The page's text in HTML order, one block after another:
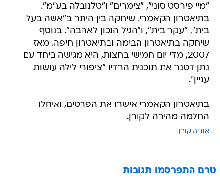
"מיי פירסט סוני", "צימרים" ו"טלנובלה בע"מ".
בתיאטרון הקאמרי, שיחקה בין היתר ב"אשה בעל
בית", "עקר בית", ו"הגיל הנכון לאהבה". בנוסף
שיחקה בתיאטרון הבימה ובתיאטרון חיפה. מאז
2007, מדי יום חמישי בחצות, היא מגישה ביחד עם
נתן דטנר את תוכנית הרדיו "ציפורי לילה עושות
עניין".
בתיאטרון הקאמרי אישרו את הפרטים, ואיחלו
החלמה מהירה לקורן.
אודיה קורן
טרם התפרסמו תגובות